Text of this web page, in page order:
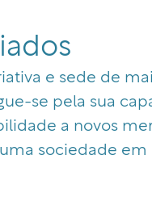
e sede de
se pela sua
a novos
sociedade